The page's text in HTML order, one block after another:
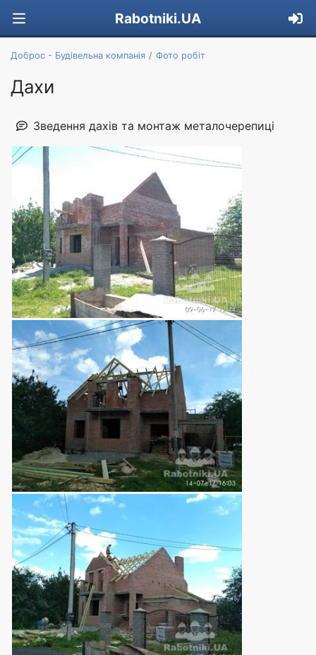
Rabotniki.UA
Доброс - Будівельна компанія Фото робіт
Дахи
Зведення дахів та монтаж металочерепиці